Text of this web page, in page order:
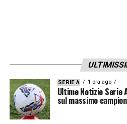
Ma in generale non c’è
straordinario. C’è una
assoluto la più forte del
l’Inter. Per organico, per
SERIE A 1 ora ago
Ultime Notizie
sul massimo